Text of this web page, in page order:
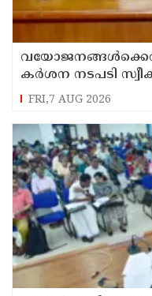
കർശന നടപടി
FRI,7 AUG 2026